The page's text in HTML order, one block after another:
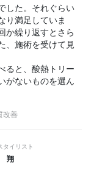
した。それぐらい
り満足していま
か繰り返すとさら
、施術を受けて見
ると、酸熱トリー
がないものを選ん
改善
タイリスト
翔